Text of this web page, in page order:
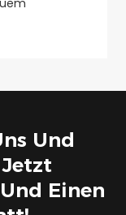
Und
Einen